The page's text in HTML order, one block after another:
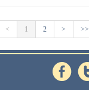
< 1 2 > >>